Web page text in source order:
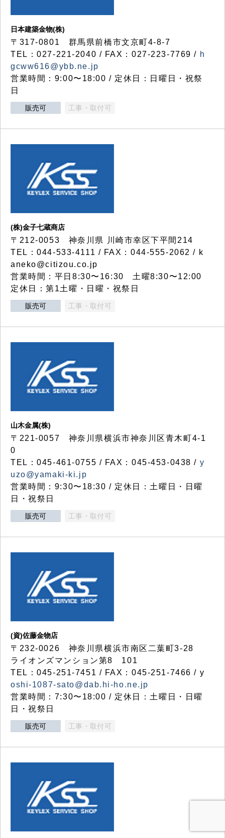
日本建築金物(株)
〒317‐0801 群馬県前橋市文京町4-8-7
TEL：027-221-2040 / FAX：027-223-7769 / h
gcww616@ybb.ne.jp
営業時間：9:00〜18:00 / 定休日：日曜日・祝祭
日
販売可 工事・取付可
(株)金子七蔵商店
〒212-0053 神奈川県 川崎市幸区下平間214
TEL：044-533-4111 / FAX：044-555-2062 / k
aneko@citizou.co.jp
営業時間：平日8:30〜16:30 土曜8:30〜12:00
定休日：第1土曜・日曜・祝祭日
販売可 工事・取付可
山木金属(株)
〒221-0057 神奈川県横浜市神奈川区青木町4-1
0
TEL：045-461-0755 / FAX：045-453-0438 / y
uzo@yamaki-ki.jp
営業時間：9:30〜18:30 / 定休日：土曜日・日曜
日・祝祭日
販売可 工事・取付可
(資)佐藤金物店
〒232-0026 神奈川県横浜市南区二葉町3-28
ライオンズマンション第8 101
TEL：045-251-7451 / FAX：045-251-7466 / y
oshi-1087-sato@dab.hi-ho.ne.jp
営業時間：7:30〜18:00 / 定休日：土曜日・日曜
日・祝祭日
販売可 工事・取付可